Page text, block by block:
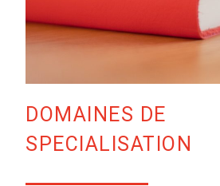
DOMAINES DE
SPECIALISATION